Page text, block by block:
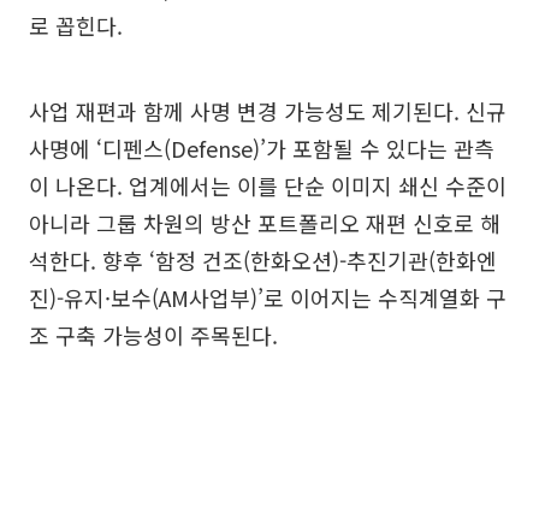
로 꼽힌다.
사업 재편과 함께 사명 변경 가능성도 제기된다. 신규
사명에 ‘디펜스(Defense)’가 포함될 수 있다는 관측
이 나온다. 업계에서는 이를 단순 이미지 쇄신 수준이
아니라 그룹 차원의 방산 포트폴리오 재편 신호로 해
석한다. 향후 ‘함정 건조(한화오션)-추진기관(한화엔
진)-유지·보수(AM사업부)’로 이어지는 수직계열화 구
조 구축 가능성이 주목된다.